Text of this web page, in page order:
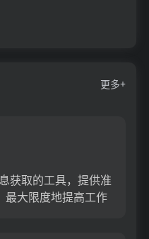
更多+
获取的工具，提供准
最大限度地提高工作